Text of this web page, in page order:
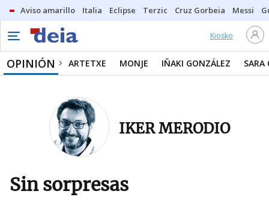
Aviso amarillo Italia Eclipse Terzic Cruz Gorbeia Messi
Kiosko
OPINIÓN ARTETXE MONJE IÑAKI GONZÁLEZ SARA
IKER MERODIO
Sin sorpresas